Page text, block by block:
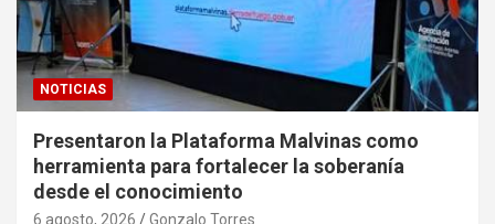
NOTICIAS
Presentaron la Plataforma Malvinas como
herramienta para fortalecer la soberanía
desde el conocimiento
6 agosto, 2026 Gonzalo Torres